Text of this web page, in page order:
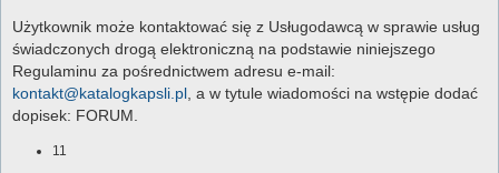
Użytkownik może kontaktować się z Usługodawcą w sprawie usług
świadczonych drogą elektroniczną na podstawie niniejszego
Regulaminu za pośrednictwem adresu e-mail:
kontakt@katalogkapsli.pl , a w tytule wiadomości na wstępie dodać
dopisek: FORUM.
11